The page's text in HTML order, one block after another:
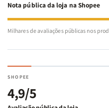
Nota pública da loja na Shopee
Milhares de avaliações públicas nos
SHOPEE
4,9/5